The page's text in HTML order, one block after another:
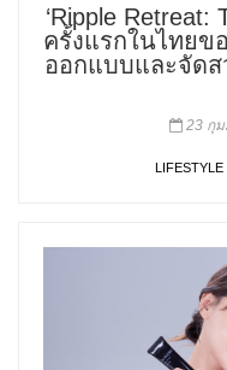
‘Ripple Retreat:
ครั้งแรกในไทยข
ออกแบบและจัดส
23 กุม
LIFESTYLE